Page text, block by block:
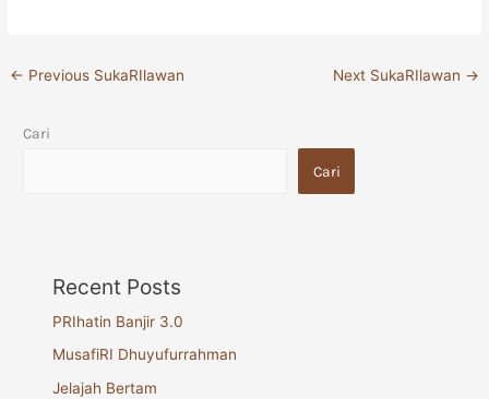
← Previous SukaRIlawan Next SukaRIlawan →
Cari
Cari
Recent Posts
PRIhatin Banjir 3.0
MusafiRI Dhuyufurrahman
Jelajah Bertam